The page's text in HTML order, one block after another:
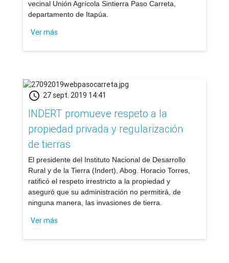
vecinal Unión Agrícola Sintierra Paso Carreta,
departamento de Itapúa.
Ver más
schedule 27 sept. 2019 14:41
INDERT promueve respeto a la
propiedad privada y regularización
de tierras
​El presidente del Instituto Nacional de Desarrollo
Rural y de la Tierra (Indert), Abog. Horacio Torres,
ratificó el respeto irrestricto a la propiedad y
aseguró que su administración no permitirá, de
ninguna manera, las invasiones de tierra.
Ver más